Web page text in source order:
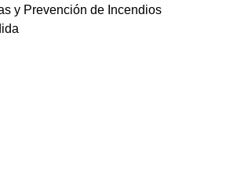
y Prevención de Incendios